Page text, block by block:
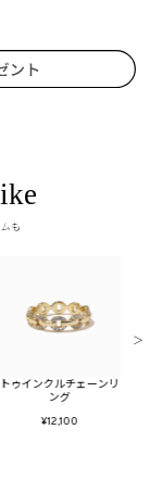
も
トゥインクルチェーンリ
ング
¥12,100
＞